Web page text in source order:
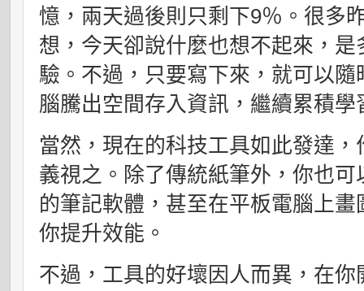
憶，兩天過後則只剩下9％。很多
想，今天卻說什麼也想不起來，
驗。不過，只要寫下來，就可以
腦騰出空間存入資訊，繼續累積學
當然，現在的科技工具如此發達
義視之。除了傳統紙筆外，你也
的筆記軟體，甚至在平板電腦上
你提升效能。
不過，工具的好壞因人而異，在